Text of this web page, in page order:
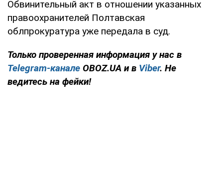
Обвинительный акт в отношении указанных
правоохранителей Полтавская
облпрокуратура уже передала в суд.
Только проверенная информация у нас в
Telegram-канале OBOZ.UA и в Viber. Не
ведитесь на фейки!